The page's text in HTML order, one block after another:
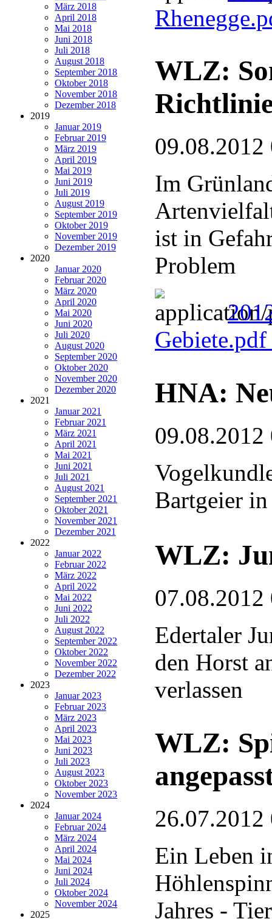
März 2018
April 2018
Mai 2018
Juni 2018
Juli 2018
August 2018
September 2018
Oktober 2018
November 2018
Dezember 2018
2019
Januar 2019
Februar 2019
März 2019
April 2019
Mai 2019
Juni 2019
Juli 2019
August 2019
September 2019
Oktober 2019
November 2019
Dezember 2019
2020
Januar 2020
Februar 2020
März 2020
April 2020
Mai 2020
Juni 2020
Juli 2020
August 2020
September 2020
Oktober 2020
November 2020
Dezember 2020
2021
Januar 2021
Februar 2021
März 2021
April 2021
Mai 2021
Juni 2021
Juli 2021
August 2021
September 2021
Oktober 2021
November 2021
Dezember 2021
2022
Januar 2022
Februar 2022
März 2022
April 2022
Mai 2022
Juni 2022
Juli 2022
August 2022
September 2022
Oktober 2022
November 2022
Dezember 2022
2023
Januar 2023
Februar 2023
März 2023
April 2023
Mai 2023
Juni 2023
Juli 2023
August 2023
Oktober 2023
November 2023
2024
Januar 2024
Februar 2024
März 2024
April 2024
Mai 2024
Juni 2024
Juli 2024
Oktober 2024
November 2024
2025
WLZ:
09.08.2012
Im
ist in
Problem
Gebiete.pdf
HNA:
09.08.2012
Bartgeier
WLZ:
07.08.2012
Edertaler
den Horst
verlassen
WLZ:
26.07.2012
Ein Leben
Jahres -